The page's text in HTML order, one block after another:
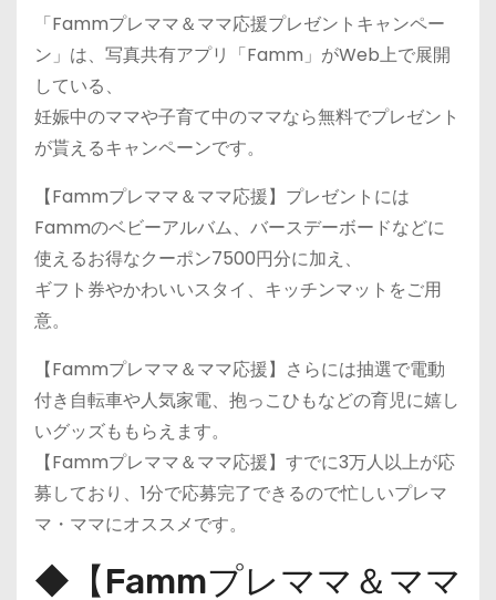
「Fammプレママ＆ママ応援プレゼントキャンペー
ン」は、写真共有アプリ「Famm」がWeb上で展開
している、
妊娠中のママや子育て中のママなら無料でプレゼント
が貰えるキャンペーンです。
【Fammプレママ＆ママ応援】プレゼントには
Fammのベビーアルバム、バースデーボードなどに
使えるお得なクーポン7500円分に加え、
ギフト券やかわいいスタイ、キッチンマットをご用
意。
【Fammプレママ＆ママ応援】さらには抽選で電動
付き自転車や人気家電、抱っこひもなどの育児に嬉し
いグッズももらえます。
【Fammプレママ＆ママ応援】すでに3万人以上が応
募しており、1分で応募完了できるので忙しいプレマ
マ・ママにオススメです。
◆【Fammプレママ＆ママ